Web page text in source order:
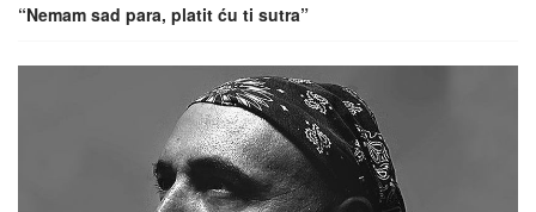
n
“Nemam sad para, platit ću ti sutra”